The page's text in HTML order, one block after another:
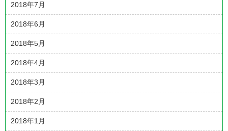
2018年7月
2018年6月
2018年5月
2018年4月
2018年3月
2018年2月
2018年1月